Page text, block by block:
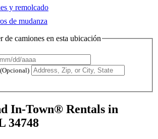
y remolcado
de mudanza
de camiones en esta ubicación
(Opcional)
In-Town® Rentals in
34748